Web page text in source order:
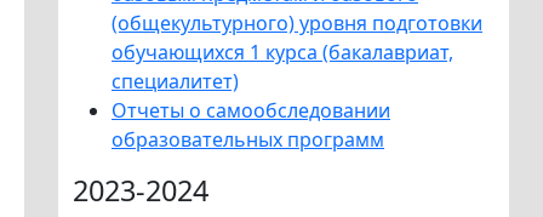
(общекультурного) уровня подготовки
обучающихся 1 курса (бакалавриат,
специалитет)
Отчеты о самообследовании
образовательных программ
2023-2024